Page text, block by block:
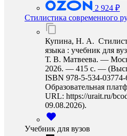
2 924 ₽
Стилистика современного
Купина, Н. А.
языка : учебник для
Т. В. Матвеева. —
2026. — 415 с. —
ISBN 978-5-534-
Образовательная
URL: https://urait.ru/
09.08.2026).
Учебник для вузов